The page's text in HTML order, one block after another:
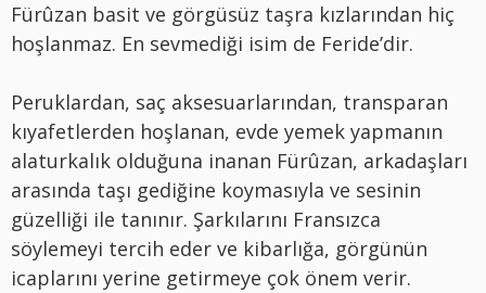
Fürûzan basit ve görgüsüz taşra kızlarından hiç
hoşlanmaz. En sevmediği isim de Feride’dir.
Peruklardan, saç aksesuarlarından, transparan
kıyafetlerden hoşlanan, evde yemek yapmanın
alaturkalık olduğuna inanan Fürûzan, arkadaşları
arasında taşı gediğine koymasıyla ve sesinin
güzelliği ile tanınır. Şarkılarını Fransızca
söylemeyi tercih eder ve kibarlığa, görgünün
icaplarını yerine getirmeye çok önem verir.